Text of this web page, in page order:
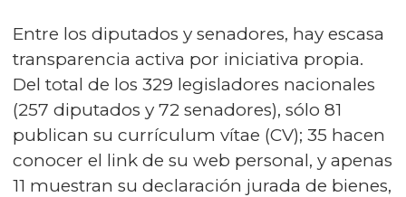
Entre los diputados y senadores, hay escasa
transparencia activa por iniciativa propia.
Del total de los 329 legisladores nacionales
(257 diputados y 72 senadores), sólo 81
publican su currículum vítae (CV); 35 hacen
conocer el link de su web personal, y apenas
11 muestran su declaración jurada de bienes,